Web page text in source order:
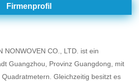
Firmenprofil
NONWOVEN CO., LTD. ist ein
Guangzhou, Provinz Guangdong, mit
Gleichzeitig besitzt es